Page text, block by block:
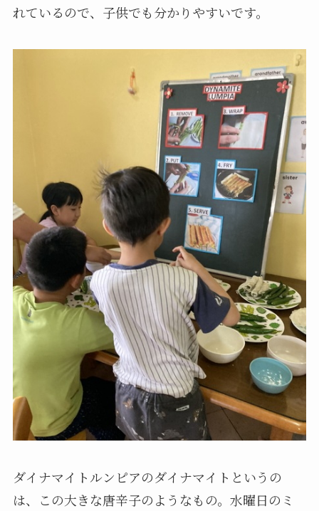
れているので、子供でも分かりやすいです。
ダイナマイトルンピアのダイナマイトというの
は、この大きな唐辛子のようなもの。水曜日のミ